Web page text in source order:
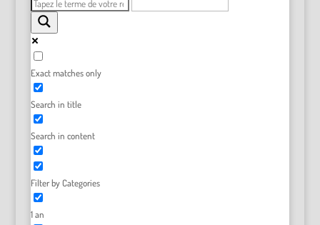
Exact matches only
Search in title
Search in content
Filter by Categories
1 an